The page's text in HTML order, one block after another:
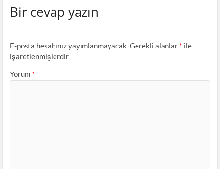
Bir cevap yazın
E-posta hesabınız yayımlanmayacak.Gerekli alanlar * ile
işaretlenmişlerdir
Yorum *